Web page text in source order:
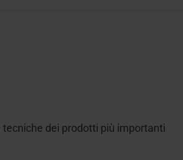
dei prodotti più importanti